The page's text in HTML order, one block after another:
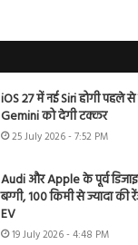
iOS 27 में नई Siri होगी पहले से
Gemini को देगी टक्कर
25 July 2026 - 7:52 PM
Audi और Apple के पूर्व
बग्गी, 100 किमी से ज्यादा
EV
19 July 2026 - 4:48 PM